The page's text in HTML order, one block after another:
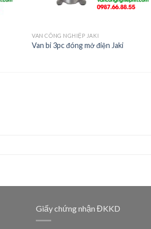
VAN CÔNG NGHIỆP JAKI
Van bi 3pc đóng mở điện Jaki
Giấy chứng nhận ĐKKD